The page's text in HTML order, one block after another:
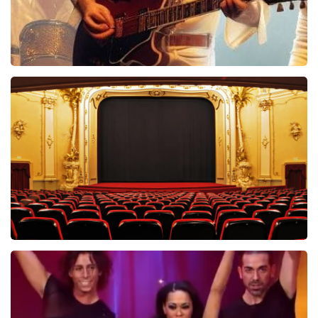
Bee Gees Forever
BEKIJKEN
Saturday Night Fever
60
BEKIJKEN